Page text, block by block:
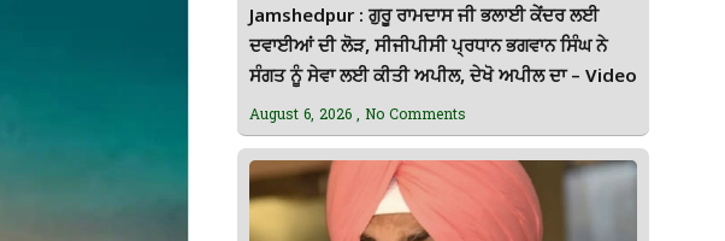
Jamshedpur : ਗੁਰੂ ਰਾਮਦਾਸ ਜੀ ਭਲਾਈ ਕੇਂਦਰ ਲਈ
ਦਵਾਈਆਂ ਦੀ ਲੋੜ, ਸੀਜੀਪੀਸੀ ਪ੍ਰਧਾਨ ਭਗਵਾਨ ਸਿੰਘ ਨੇ
ਸੰਗਤ ਨੂੰ ਸੇਵਾ ਲਈ ਕੀਤੀ ਅਪੀਲ, ਦੇਖੋ ਅਪੀਲ ਦਾ – Video
August 6, 2026 No Comments